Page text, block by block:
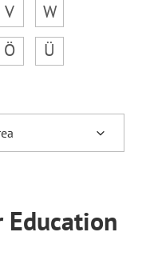
V
W
Ö
Ü
Education